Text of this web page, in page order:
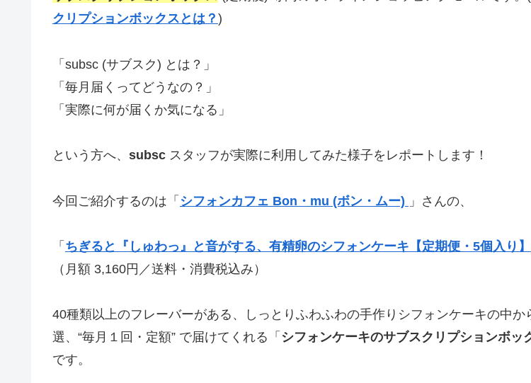
クリプションボックスとは？ )
「subsc (サブスク) とは？」
「毎月届くってどうなの？」
「実際に何が届くか気になる」
という方へ、 subsc スタッフが実際に利用してみた様子をレポートします！
今回ご紹介するのは「 シフォンカフェ Bon・mu (ボン・ムー) 」さんの、
「 ちぎると『しゅわっ』と音がする、有精卵のシフォンケーキ【定期便・5個入り】
（月額 3,160円／送料・消費税込み）
40種類以上のフレーバーがある、しっとりふわふわの手作りシフォンケーキの中か
選、“毎月１回・定額” で届けてくれる「 シフォンケーキのサブスクリプションボッ
です。